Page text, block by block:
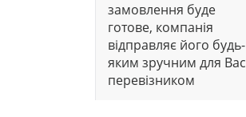
замовлення буде
готове, компанія
відправляє його будь-
яким зручним для Вас
перевізником